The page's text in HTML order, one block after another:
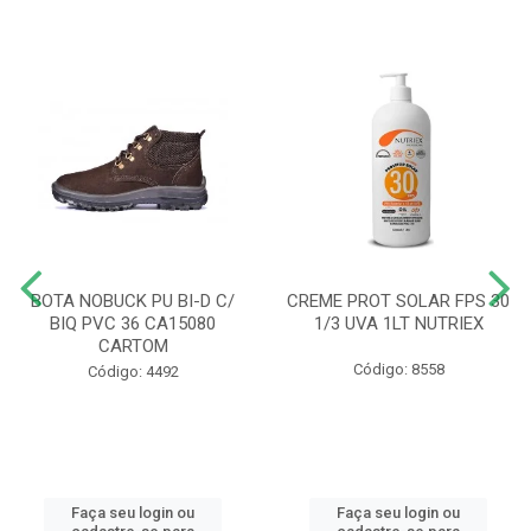
BOTA NOBUCK PU BI-D C/
BIQ PVC 36 CA15080
CARTOM
Código: 4492
Faça seu login ou
CREME PROT SOLAR FPS 30
1/3 UVA 1LT NUTRIEX
Código: 8558
Faça seu login ou